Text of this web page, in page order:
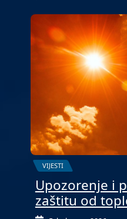
VIJESTI
Upozorenje i
zaštitu od